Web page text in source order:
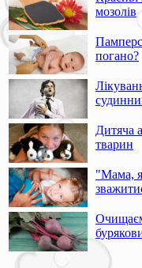
мозолів
погано?
Дитяча
тварин
"Мама, я